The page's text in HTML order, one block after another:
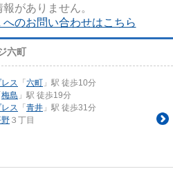
がありません。
のお問い合わせはこちら
六町
ス 「 六町 」駅 徒歩10分
梅島 」駅 徒歩19分
ス 「 青井 」駅 徒歩31分
３丁目